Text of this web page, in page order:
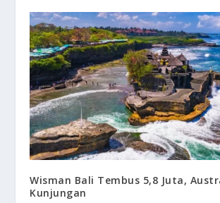
Wisman Bali Tembus 5,8 Juta,
Kunjungan